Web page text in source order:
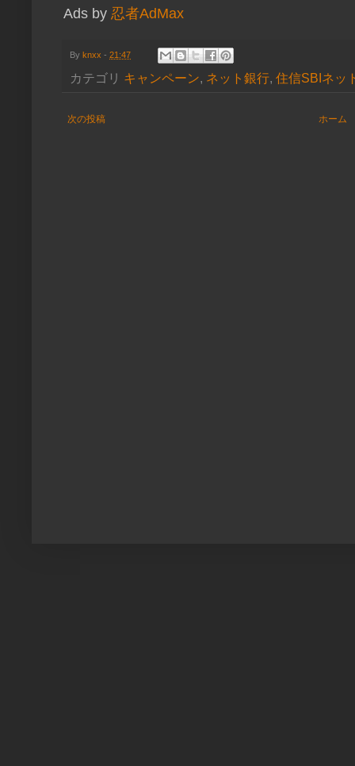
Ads by 忍者AdMax
By knxx - 21:47
カテゴリ キャンペーン, ネット銀行, 住信SBIネッ
次の投稿 ホーム